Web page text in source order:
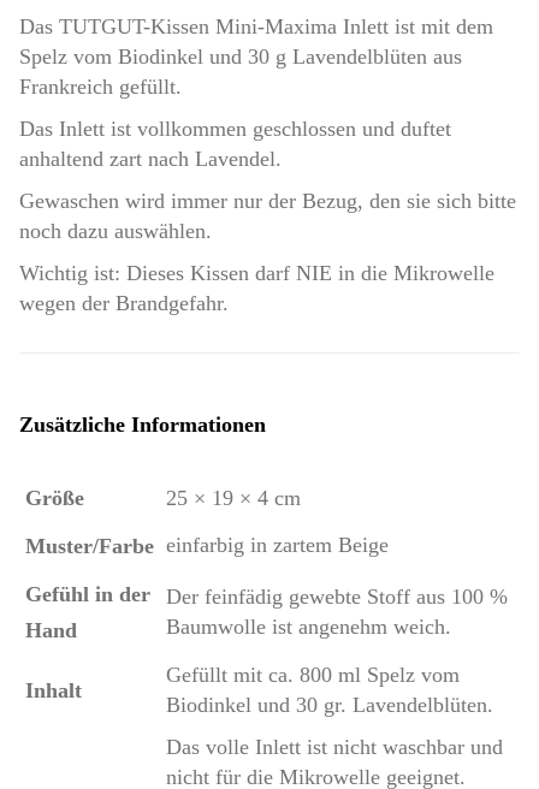
ohne
Reißverschluss
Das TUTGUT-Kissen Mini-Maxima Inlett ist mit dem
Spelz vom Biodinkel und 30 g Lavendelblüten aus
Frankreich gefüllt.
Das Inlett ist vollkommen geschlossen und duftet
anhaltend zart nach Lavendel.
Gewaschen wird immer nur der Bezug, den sie sich bitte
noch dazu auswählen.
Wichtig ist: Dieses Kissen darf NIE in die Mikrowelle
wegen der Brandgefahr.
Zusätzliche Informationen
Größe
25 × 19 × 4 cm
Muster/Farbe einfarbig in zartem Beige
Gefühl in der
Hand
Der feinfädig gewebte Stoff aus 100 %
Baumwolle ist angenehm weich.
Inhalt
Gefüllt mit ca. 800 ml Spelz vom
Biodinkel und 30 gr. Lavendelblüten.
Das volle Inlett ist nicht waschbar und
nicht für die Mikrowelle geeignet.